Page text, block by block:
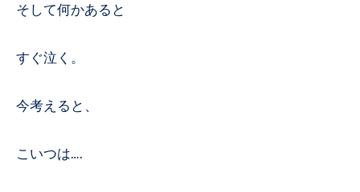
そして何かあると
すぐ泣く。
今考えると、
こいつは….